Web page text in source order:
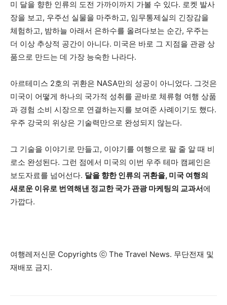
미 달을 향한 인류의 도전 가까이까지 가볼 수 있다. 로켓 발사
장을 보고, 우주선 실물을 마주하고, 임무통제실의 긴장감을
체험하고, 밤하늘 아래서 은하수를 올려다보는 순간, 우주는
더 이상 추상적 공간이 아니다. 미국은 바로 그 지점을 관광 상
품으로 만드는 데 가장 능숙한 나라다.
아르테미스 2호의 귀환은 NASA만의 성공이 아니었다. 그것은
미국이 어떻게 하나의 국가적 성취를 곧바로 체류형 여행 상품
과 경험 소비 시장으로 연결하는지를 보여준 사례이기도 했다.
우주 강국의 위상은 기술력만으로 완성되지 않는다.
그 기술을 이야기로 만들고, 이야기를 여행으로 팔 줄 알 때 비
로소 완성된다. 그런 점에서 미국의 이번 우주 테마 캠페인은
보도자료를 넘어선다. 달을 향한 인류의 귀환을, 미국 여행의
새로운 이유로 번역해낸 정교한 국가 관광 마케팅의 교과서에
가깝다.
여행레저신문 Copyrights ⓒ The Travel News. 무단전재 및
재배포 금지.